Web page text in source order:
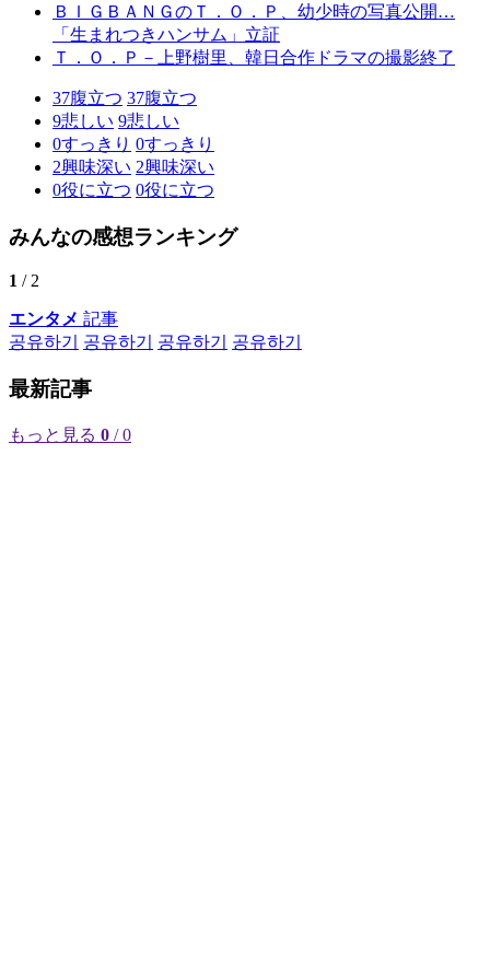
ＢＩＧＢＡＮＧのＴ．Ｏ．Ｐ、幼少時の写真公開…
「生まれつきハンサム」立証
Ｔ．Ｏ．Ｐ－上野樹里、韓日合作ドラマの撮影終了
37腹立つ 37腹立つ
9悲しい 9悲しい
0すっきり 0すっきり
2興味深い 2興味深い
0役に立つ 0役に立つ
みんなの感想ランキング
1 / 2
エンタメ 記事
공유하기
공유하기 공유하기 공유하기
最新記事
もっと見る 0 / 0